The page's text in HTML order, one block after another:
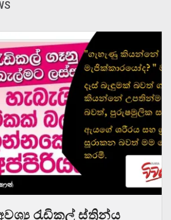
රැඩිකල් ස්ත්‍රින්ය